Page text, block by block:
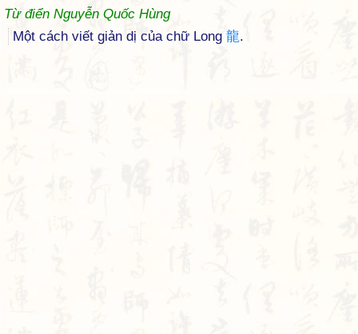
Từ điển Nguyễn Quốc Hùng
Một cách viết giản dị của chữ Long 龍.